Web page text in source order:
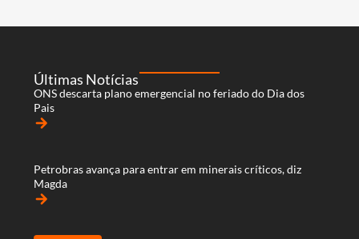
Últimas Notícias
ONS descarta plano emergencial no feriado do Dia dos
Pais
arrow_forward
Petrobras avança para entrar em minerais críticos, diz
Magda
arrow_forward